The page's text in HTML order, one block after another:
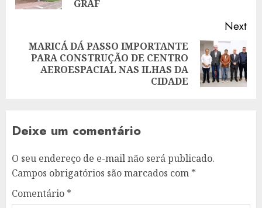
GRAF
Next
Next
MARICÁ DÁ PASSO IMPORTANTE
PARA CONSTRUÇÃO DE CENTRO
AEROESPACIAL NAS ILHAS DA
CIDADE
Deixe um comentário
O seu endereço de e-mail não será publicado.
Campos obrigatórios são marcados com *
Comentário *